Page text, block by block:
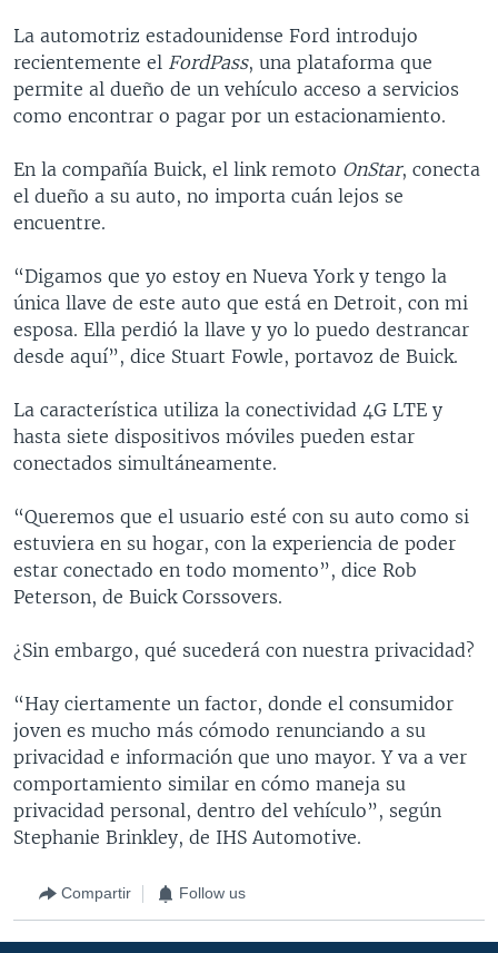
La automotriz estadounidense Ford introdujo
recientemente el FordPass, una plataforma que
permite al dueño de un vehículo acceso a servicios
como encontrar o pagar por un estacionamiento.
En la compañía Buick, el link remoto OnStar, conecta
el dueño a su auto, no importa cuán lejos se
encuentre.
“Digamos que yo estoy en Nueva York y tengo la
única llave de este auto que está en Detroit, con mi
esposa. Ella perdió la llave y yo lo puedo destrancar
desde aquí”, dice Stuart Fowle, portavoz de Buick.
La característica utiliza la conectividad 4G LTE y
hasta siete dispositivos móviles pueden estar
conectados simultáneamente.
“Queremos que el usuario esté con su auto como si
estuviera en su hogar, con la experiencia de poder
estar conectado en todo momento”, dice Rob
Peterson, de Buick Corssovers.
¿Sin embargo, qué sucederá con nuestra privacidad?
“Hay ciertamente un factor, donde el consumidor
joven es mucho más cómodo renunciando a su
privacidad e información que uno mayor. Y va a ver
comportamiento similar en cómo maneja su
privacidad personal, dentro del vehículo”, según
Stephanie Brinkley, de IHS Automotive.
Compartir Follow us